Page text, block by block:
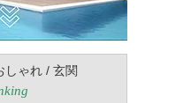
ゃれ / 玄関